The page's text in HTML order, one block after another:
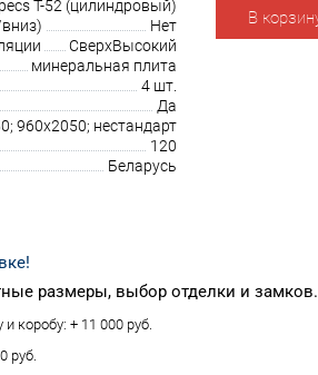
T-52 (цилиндровый)
Нет
СверхВысокий
минеральная плита
4 шт.
Да
960х2050; нестандарт
120
Беларусь
размеры, выбор отделки и замков.
коробу: + 11 000 руб.
руб.